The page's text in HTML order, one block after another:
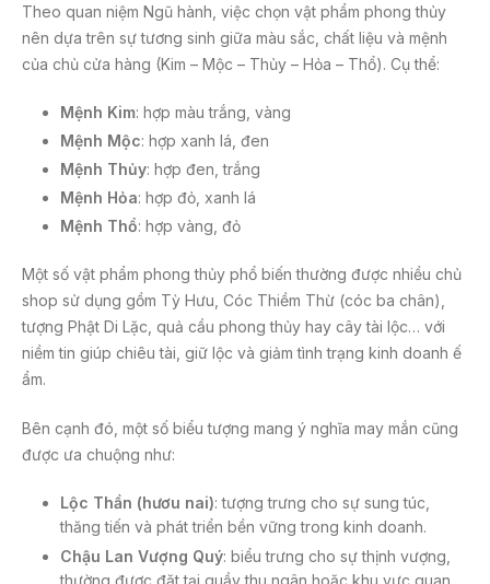
Theo quan niệm Ngũ hành, việc chọn vật phẩm phong thủy
nên dựa trên sự tương sinh giữa màu sắc, chất liệu và mệnh
của chủ cửa hàng (Kim – Mộc – Thủy – Hỏa – Thổ). Cụ thể:
Mệnh Kim: hợp màu trắng, vàng
Mệnh Mộc: hợp xanh lá, đen
Mệnh Thủy: hợp đen, trắng
Mệnh Hỏa: hợp đỏ, xanh lá
Mệnh Thổ: hợp vàng, đỏ
Một số vật phẩm phong thủy phổ biến thường được nhiều chủ
shop sử dụng gồm Tỳ Hưu, Cóc Thiềm Thừ (cóc ba chân),
tượng Phật Di Lặc, quả cầu phong thủy hay cây tài lộc… với
niềm tin giúp chiêu tài, giữ lộc và giảm tình trạng kinh doanh ế
ẩm.
Bên cạnh đó, một số biểu tượng mang ý nghĩa may mắn cũng
được ưa chuộng như:
Lộc Thần (hươu nai): tượng trưng cho sự sung túc,
thăng tiến và phát triển bền vững trong kinh doanh.
Chậu Lan Vượng Quý: biểu trưng cho sự thịnh vượng,
thường được đặt tại quầy thu ngân hoặc khu vực quan